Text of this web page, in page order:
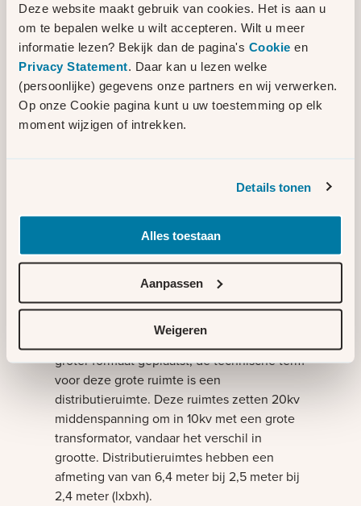
Deze website maakt gebruik van cookies. Het is aan u
om te bepalen welke u wilt accepteren. Wilt u meer
informatie lezen? Bekijk dan de pagina's Cookie en
Privacy Statement. Daar kan u lezen welke
(persoonlijke) gegevens onze partners en wij verwerken.
Op onze Cookie pagina kunt u uw toestemming op elk
moment wijzigen of intrekken.
Details tonen
Alles toestaan
Aanpassen
Weigeren
Elektriciteitshuisjes zijn ook bekend als
elektriciteitsruimtes. De technische term is
middenspanningsruimte. De 'huisjes' zijn de
afgelopen jaren groter geworden, zoals te
zien is op de afbeelding. De te vervangen
elektriciteitshuisjes worden indien mogelijk
op of vlakbij dezelfde plek geplaatst. De
afmeting van 3,6 meter bij 2 meter bij 2,11
meter (lxbxh). Het elektriciteitshuisje zet
middenspanning (10kv) om in laagspanning
met een transformator. Deze laagspanning
komt uit bij de eindgebruikers.
Bezig met laden
Naast dit formaat wordt er regelmatig een
groter formaat geplaatst, de technische term
voor deze grote ruimte is een
distributieruimte. Deze ruimtes zetten 20kv
middenspanning om in 10kv met een grote
transformator, vandaar het verschil in
grootte. Distributieruimtes hebben een
afmeting van van 6,4 meter bij 2,5 meter bij
2,4 meter (lxbxh).